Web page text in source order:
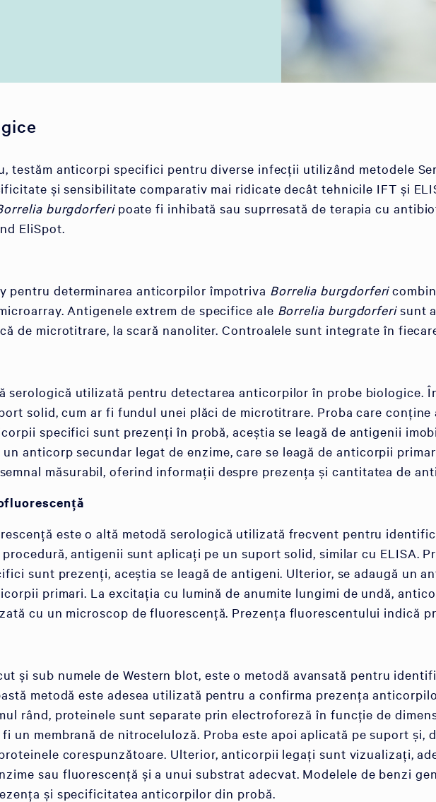
testăm anticorpi specifici pentru diverse infecții utilizând metodele
și sensibilitate comparativ mai ridicate decât tehnicile IFT și
burgdorferipoate fi inhibată sau suprresată de terapia cu
EliSpot.
pentru determinarea anticorpilor împotriva Borrelia burgdorferi
Antigenele extrem de specifice ale Borrelia burgdorferisunt
de microtitrare, la scară nanoliter. Controalele sunt integrate în
serologică utilizată pentru detectarea anticorpilor în probe biologice.
solid, cum ar fi fundul unei plăci de microtitrare. Proba care
specifici sunt prezenți în probă, aceștia se leagă de antigenii
un anticorp secundar legat de enzime, care se leagă de anticorpii
măsurabil, oferind informații despre prezența și cantitatea de
este o altă metodă serologică utilizată frecvent pentru
antigenii sunt aplicați pe un suport solid, similar cu ELISA.
sunt prezenți, aceștia se leagă de antigeni. Ulterior, se adaugă un
primari. La excitația cu lumină de anumite lungimi de undă,
cu un microscop de fluorescență. Prezența fluorescentului indică
și sub numele de Western blot, este o metodă avansată pentru
metodă este adesea utilizată pentru a confirma prezența
rând, proteinele sunt separate prin electroforeză în funcție de
un membrană de nitroceluloză. Proba este apoi aplicată pe suport
corespunzătoare. Ulterior, anticorpii legați sunt vizualizați,
sau fluorescență și a unui substrat adecvat. Modelele de benzi
și specificitatea anticorpilor din probă.